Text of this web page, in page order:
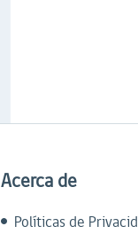
Acerca de
Políticas de